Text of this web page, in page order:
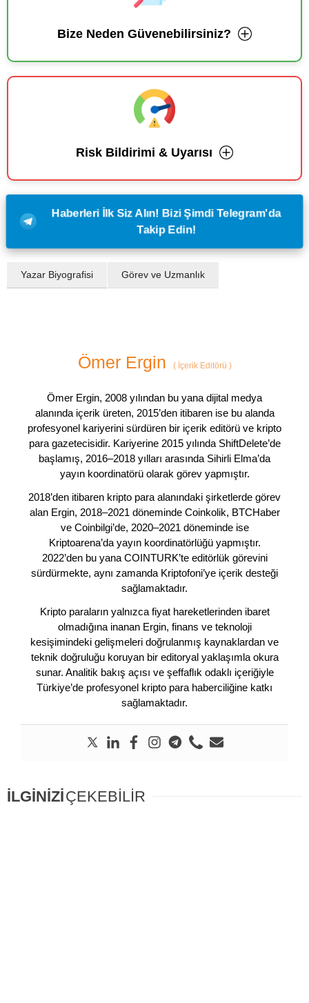
Bize Neden Güvenebilirsiniz?
Risk Bildirimi & Uyarısı
Haberleri İlk Siz Alın! Bizi Şimdi Telegram'da
Takip Edin!
Yazar Biyografisi Görev ve Uzmanlık
Ömer Ergin (İçerik Editörü )
Ömer Ergin, 2008 yılından bu yana dijital medya
alanında içerik üreten, 2015’den itibaren ise bu alanda
profesyonel kariyerini sürdüren bir içerik editörü ve kripto
para gazetecisidir. Kariyerine 2015 yılında ShiftDelete’de
başlamış, 2016–2018 yılları arasında Sihirli Elma’da
yayın koordinatörü olarak görev yapmıştır.
2018’den itibaren kripto para alanındaki şirketlerde görev
alan Ergin, 2018–2021 döneminde Coinkolik, BTCHaber
ve Coinbilgi’de, 2020–2021 döneminde ise
Kriptoarena’da yayın koordinatörlüğü yapmıştır.
2022’den bu yana COINTURK’te editörlük görevini
sürdürmekte, aynı zamanda Kriptofoni’ye içerik desteği
sağlamaktadır.
Kripto paraların yalnızca fiyat hareketlerinden ibaret
olmadığına inanan Ergin, finans ve teknoloji
kesişimindeki gelişmeleri doğrulanmış kaynaklardan ve
teknik doğruluğu koruyan bir editoryal yaklaşımla okura
sunar. Analitik bakış açısı ve şeffaflık odaklı içeriğiyle
Türkiye’de profesyonel kripto para haberciliğine katkı
sağlamaktadır.
İLGİNİZİÇEKEBİLİR